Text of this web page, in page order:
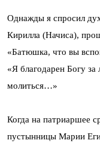
Однажды я спросил
Кирилла (Начиса),
«Батюшка, что вы
«Я благодарен Богу
молиться…»
Когда на патриаршее
пустынницы Марии